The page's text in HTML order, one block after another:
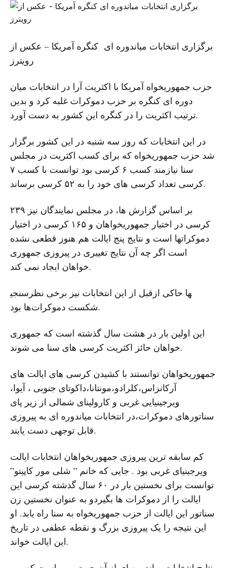
برگزاری انتخابات میاندوره ای کنگره آمریکا – عکس از
رویترز
حزب جمهوریخواه آمریکا با اکثریت آرا در انتخابات میان
دوره ای کنگره بر حزب دموکرات غلبه کرد و بدین
ترتیب اکثریت را در کنگره این کشور به دست آورد.
در این انتخابات که روز سه شنبه در این کشور برگزار
شد حزب جمهوریخواه که برای کسب اکثریت در مجلس
سنا نیازمند کسب ۶ کرسی بود توانست با کسب ۷
کرسی تعداد کرسی های خود را به ۵۲ کرسی برساند.
بر اساس گزارش ها، در مجلس نمایندگان نیز ۲۳۹
کرسی در اختیار جمهوریخواهان و ۱۶۵ کرسی در اختیار
دموکراتها است و نتایج پنج ایالت هم هنوز قطعی نشده
است اگر چه آن نتایج تغییری در پیروزی جمهوری
خواهان ایجاد نمی کند.
قبل از این انتخابات نیز برخی نظرسنجی‎ها حاکی از
شکست دموکرات‌ها بود.
این اولین بار در هشت سال گذشته است که جمهوری
خواهان حائز اکثریت کرسی های سنا می شوند.
جمهوریخواهان توانستند با کشیدن کرسی های ایالت های
آرکانزاس،کلرادو،مونتانا،داکوتای جنوبی ، آیوا،
ویرجینیایی غربی و کارولینای شمالی از زیر پای
سناتورهای دموکرات،در انتخابات میاندوره ای به پیروزی
قابل توجهی دست یابند.
کم سابقه ترین پیروزی جمهوریخواهان انتخابات ایالت
ویرجینیای غربی بود . جایی که خانم ” شلی مور کاپیتو”
توانست برای نخستین بار در ۶۰ سال گذشته کرسی این
ایالت را از دموکرات ها بگیردو به عنوان نخستین زن
سناتور این ایالت از حزب جمهوریخواه به سنا راه یابد. او
این نتیجه را یک پیروزی بزرگ و نقطه عطفی در تاریخ
این ایالت خواند.